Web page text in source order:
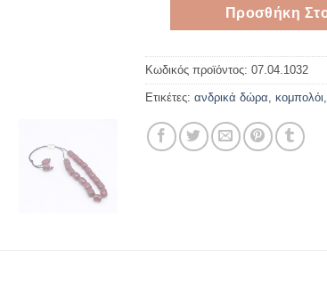
Προσθήκη
Κωδικός προϊόντος: 07.04.1032
Ετικέτες: ανδρικά δώρα κομπολόι